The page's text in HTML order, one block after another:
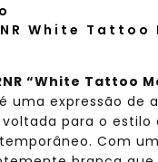
White
“White Tattoo
é uma expressão de
para o estilo
Com